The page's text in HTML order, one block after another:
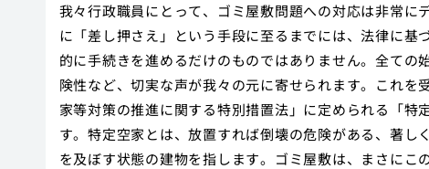
我々行政職員にとって、ゴミ屋敷問題への対応は非常
に「差し押さえ」という手段に至るまでには、法律に
的に手続きを進めるだけのものではありません。全て
険性など、切実な声が我々の元に寄せられます。これ
家等対策の推進に関する特別措置法」に定められる「
す。特定空家とは、放置すれば倒壊の危険がある、著
を及ぼす状態の建物を指します。ゴミ屋敷は、まさに